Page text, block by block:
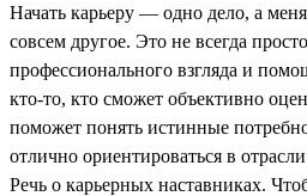
Начать карьеру — одно дело, а
совсем другое. Это не всегда
профессионального взгляда и
кто-то, кто сможет объективно
поможет понять истинные
отлично ориентироваться в
Речь о карьерных наставниках.